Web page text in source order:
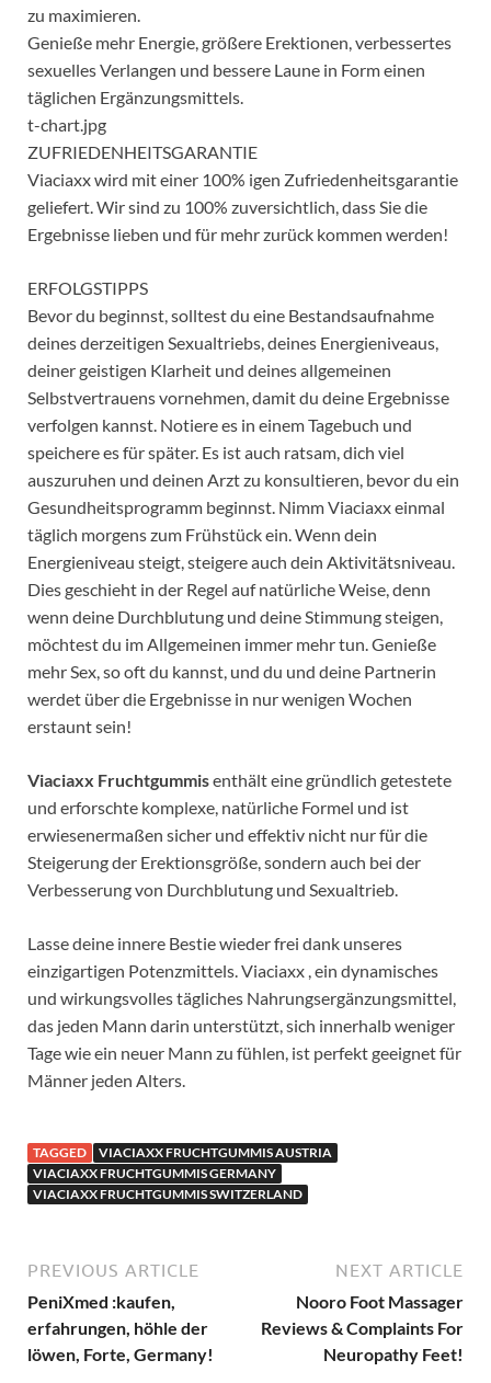
zu maximieren.
Genieße mehr Energie, größere Erektionen, verbessertes
sexuelles Verlangen und bessere Laune in Form einen
täglichen Ergänzungsmittels.
t-chart.jpg
ZUFRIEDENHEITSGARANTIE
Viaciaxx wird mit einer 100% igen Zufriedenheitsgarantie
geliefert. Wir sind zu 100% zuversichtlich, dass Sie die
Ergebnisse lieben und für mehr zurück kommen werden!
ERFOLGSTIPPS
Bevor du beginnst, solltest du eine Bestandsaufnahme
deines derzeitigen Sexualtriebs, deines Energieniveaus,
deiner geistigen Klarheit und deines allgemeinen
Selbstvertrauens vornehmen, damit du deine Ergebnisse
verfolgen kannst. Notiere es in einem Tagebuch und
speichere es für später. Es ist auch ratsam, dich viel
auszuruhen und deinen Arzt zu konsultieren, bevor du ein
Gesundheitsprogramm beginnst. Nimm Viaciaxx einmal
täglich morgens zum Frühstück ein. Wenn dein
Energieniveau steigt, steigere auch dein Aktivitätsniveau.
Dies geschieht in der Regel auf natürliche Weise, denn
wenn deine Durchblutung und deine Stimmung steigen,
möchtest du im Allgemeinen immer mehr tun. Genieße
mehr Sex, so oft du kannst, und du und deine Partnerin
werdet über die Ergebnisse in nur wenigen Wochen
erstaunt sein!
Viaciaxx Fruchtgummisenthält eine gründlich getestete
und erforschte komplexe, natürliche Formel und ist
erwiesenermaßen sicher und effektiv nicht nur für die
Steigerung der Erektionsgröße, sondern auch bei der
Verbesserung von Durchblutung und Sexualtrieb.
Lasse deine innere Bestie wieder frei dank unseres
einzigartigen Potenzmittels. Viaciaxx , ein dynamisches
und wirkungsvolles tägliches Nahrungsergänzungsmittel,
das jeden Mann darin unterstützt, sich innerhalb weniger
Tage wie ein neuer Mann zu fühlen, ist perfekt geeignet für
Männer jeden Alters.
TAGGED
VIACIAXX FRUCHTGUMMIS AUSTRIA
VIACIAXX FRUCHTGUMMIS GERMANY
VIACIAXX FRUCHTGUMMIS SWITZERLAND
PREVIOUS ARTICLE
PeniXmed :kaufen,
erfahrungen, höhle der
löwen, Forte, Germany!
NEXT ARTICLE
Nooro Foot Massager
Reviews & Complaints For
Neuropathy Feet!